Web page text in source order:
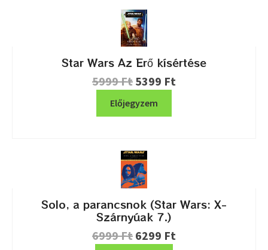
Star Wars Az Erő kísértése
5999Ft 5399 Ft
Előjegyzem
Solo, a parancsnok (Star Wars: X-
Szárnyúak 7.)
6999Ft 6299 Ft